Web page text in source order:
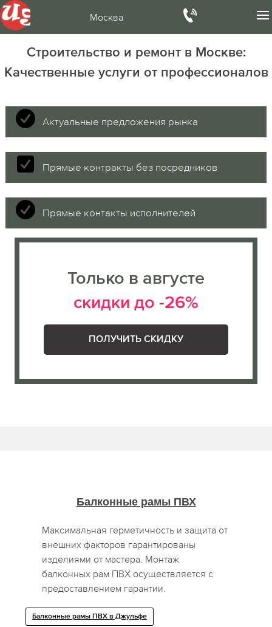
Москва
Строительство и ремонт в Москве:
Качественные услуги от профессионалов
Актуальные предложения рынка
Прямые контракты без посредников
Прямые контакты исполнителей
Только в августе
скидки до -26%
ПОЛУЧИТЬ СКИДКУ
Балконные рамы ПВХ
Максимальная герметичность и защита от
внешних факторов гарантированы
изделиями от мастера. Монтаж
балконных рам ПВХ осуществляется с
предоставлением гарантии.
Балконные рамы ПВХ в Джульфе